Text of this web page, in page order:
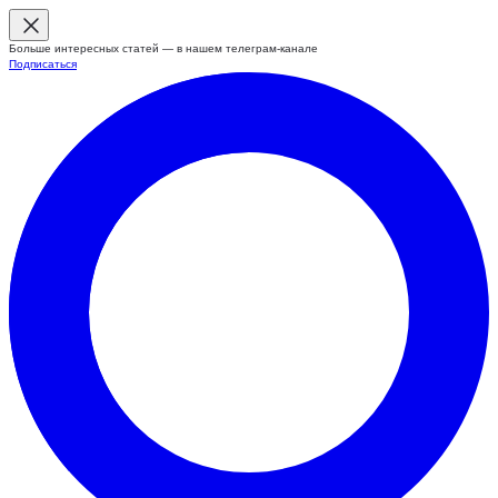
Больше интересных статей — в нашем телеграм-канале
Подписаться